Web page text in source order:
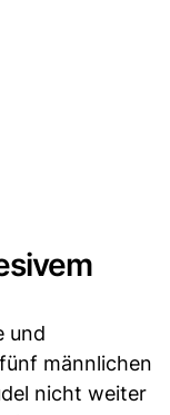
und
männlichen
nicht weiter